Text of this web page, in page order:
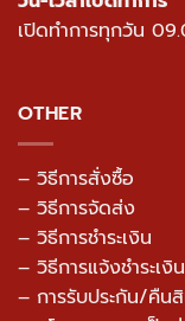
เปิดทำการทุกวัน
OTHER
– วิธีการสั่งซื้อ
– วิธีการจัดส่ง
– วิธีการชำระเงิน
– วิธีการแจ้งชำระเงิน
– การรับประกัน/คืน